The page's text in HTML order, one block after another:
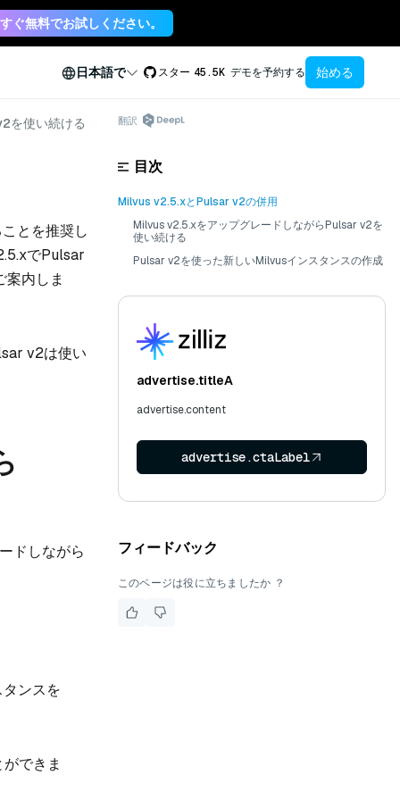
ぐ無料でお試しください。
日本語で スター 45.5K デモを予約する 始める
を使い続ける
とを推奨し
でPulsar
内しま
v2は使い
ドしながら
ンスを
できま
翻訳
目次
Milvus v2.5.xとPulsar v2の併用
Milvus v2.5.xをアップグレードしながらPulsar v2を
使い続ける
Pulsar v2を使った新しいMilvusインスタンスの作成
advertise.titleA
advertise.content
advertise.ctaLabel
フィードバック
このページは役に立ちましたか ？